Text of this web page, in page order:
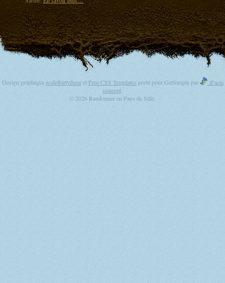
Design graphique nodethirtythreeet Free CSS Templates porté pour GetSimple par
iFacta
concept
© 2026 Randonner en Pays de Sillé.